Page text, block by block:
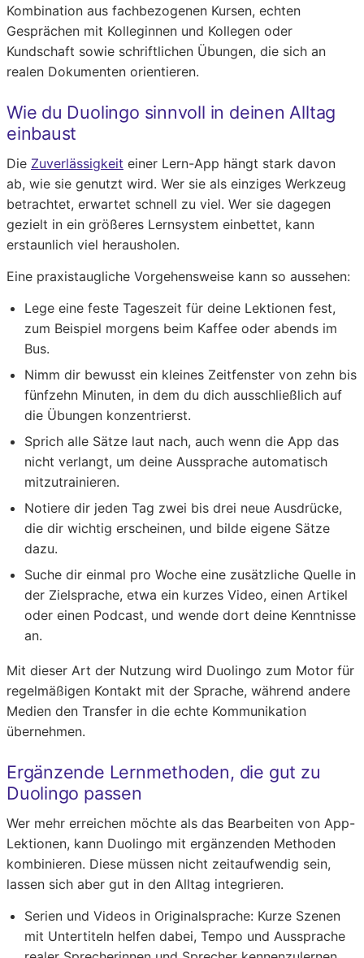
Kombination aus fachbezogenen Kursen, echten
Gesprächen mit Kolleginnen und Kollegen oder
Kundschaft sowie schriftlichen Übungen, die sich an
realen Dokumenten orientieren.
Wie du Duolingo sinnvoll in deinen Alltag
einbaust
Die Zuverlässigkeit einer Lern-App hängt stark davon
ab, wie sie genutzt wird. Wer sie als einziges Werkzeug
betrachtet, erwartet schnell zu viel. Wer sie dagegen
gezielt in ein größeres Lernsystem einbettet, kann
erstaunlich viel herausholen.
Eine praxistaugliche Vorgehensweise kann so aussehen:
Lege eine feste Tageszeit für deine Lektionen fest,
zum Beispiel morgens beim Kaffee oder abends im
Bus.
Nimm dir bewusst ein kleines Zeitfenster von zehn bis
fünfzehn Minuten, in dem du dich ausschließlich auf
die Übungen konzentrierst.
Sprich alle Sätze laut nach, auch wenn die App das
nicht verlangt, um deine Aussprache automatisch
mitzutrainieren.
Notiere dir jeden Tag zwei bis drei neue Ausdrücke,
die dir wichtig erscheinen, und bilde eigene Sätze
dazu.
Suche dir einmal pro Woche eine zusätzliche Quelle in
der Zielsprache, etwa ein kurzes Video, einen Artikel
oder einen Podcast, und wende dort deine Kenntnisse
an.
Mit dieser Art der Nutzung wird Duolingo zum Motor für
regelmäßigen Kontakt mit der Sprache, während andere
Medien den Transfer in die echte Kommunikation
übernehmen.
Ergänzende Lernmethoden, die gut zu
Duolingo passen
Wer mehr erreichen möchte als das Bearbeiten von App-
Lektionen, kann Duolingo mit ergänzenden Methoden
kombinieren. Diese müssen nicht zeitaufwendig sein,
lassen sich aber gut in den Alltag integrieren.
Serien und Videos in Originalsprache: Kurze Szenen
mit Untertiteln helfen dabei, Tempo und Aussprache